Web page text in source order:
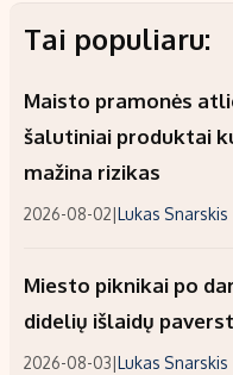
Tai populiaru:
Maisto pramonės
šalutiniai produktai
mažina rizikas
2026-08-02|Lukas Snarskis
Miesto piknikai po
didelių išlaidų
2026-08-03|Lukas Snarskis